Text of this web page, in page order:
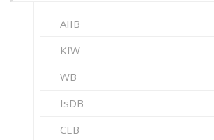
AIIB
KfW
WB
IsDB
CEB